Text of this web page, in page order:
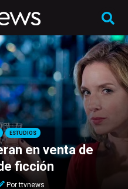
ESTUDIOS
en venta de
ficción
Porttvnews